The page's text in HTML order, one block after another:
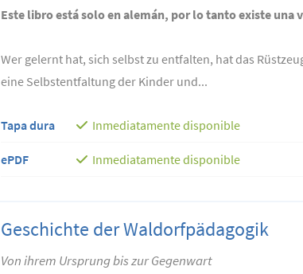
Este libro está solo en alemán, por lo tanto existe una
Wer gelernt hat, sich selbst zu entfalten, hat das
eine Selbstentfaltung der Kinder und...
Tapa dura Inmediatamente disponible
ePDF Inmediatamente disponible
Geschichte der Waldorfpädagogik
Von ihrem Ursprung bis zur Gegenwart